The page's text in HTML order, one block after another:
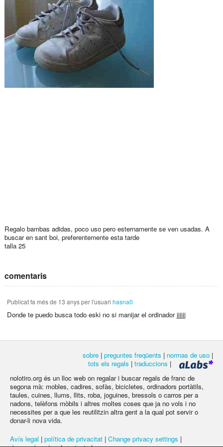
Regalo bambas adidas, poco uso pero esternamente se ven usadas. A
buscar en sant boi, preferentemente esta tarde
talla 25
comentaris
Publicatfa més de 13 anysper l'usuari hasna0
Donde te puedo busca todo eski no si manijar el ordinador jjjjjj
sobre | preguntes freqüents | normas de uso |
tots els regals | traduccions |
nolotiro.org és un lloc web on regalar i buscar regals de franc de
segona mà: mobles, cadires, sofàs, bicicletes, ordinadors portàtils,
taules, cuines, llums, llits, roba, joguines, bressols o carros per a
nadons, telèfons mòbils i altres moltes coses que ja no vols i no
necessites per a que les reutilitzin altra gent a la qual pot servir o
donar-li nova vida.
Avís legal | política de privacitat | Change privacy settings |